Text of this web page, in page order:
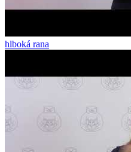
hlboká rana